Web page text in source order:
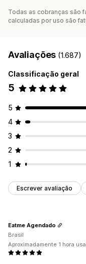
Todas as cobranças são
calculadas por uso são
Avaliações (1.687)
Classificação geral
5
5
4
3
2
1
Escrever avaliação
Eatme Agendado
Brasil
Aproximadamente 1 hora